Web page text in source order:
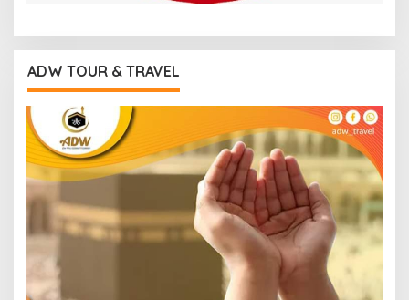
ADW TOUR & TRAVEL